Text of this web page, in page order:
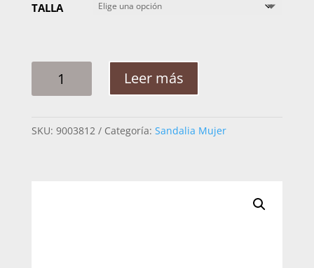
TALLA
MUJER
BURNISHED
Leer más
SKU: 9003812 Categoría: Sandalia Mujer